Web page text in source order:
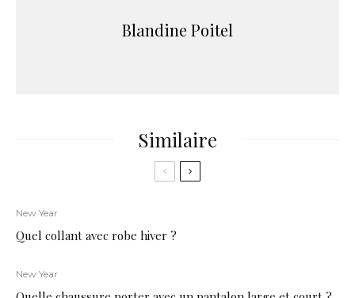
Blandine Poitel
Similaire
New Year
Quel collant avec robe hiver ?
New Year